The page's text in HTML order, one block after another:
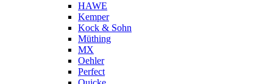
HAWE
Kemper
Kock & Sohn
Müthing
MX
Oehler
Perfect